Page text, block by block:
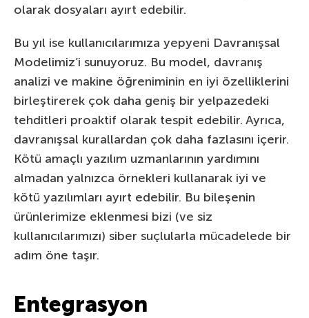
olarak dosyaları ayırt edebilir.
Bu yıl ise kullanıcılarımıza yepyeni Davranışsal
Modelimiz’i sunuyoruz. Bu model, davranış
analizi ve makine öğreniminin en iyi özelliklerini
birleştirerek çok daha geniş bir yelpazedeki
tehditleri proaktif olarak tespit edebilir. Ayrıca,
davranışsal kurallardan çok daha fazlasını içerir.
Kötü amaçlı yazılım uzmanlarının yardımını
almadan yalnızca örnekleri kullanarak iyi ve
kötü yazılımları ayırt edebilir. Bu bileşenin
ürünlerimize eklenmesi bizi (ve siz
kullanıcılarımızı) siber suçlularla mücadelede bir
adım öne taşır.
Entegrasyon